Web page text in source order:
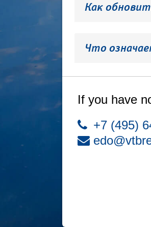
Как
Что
If you have
+7 (495)